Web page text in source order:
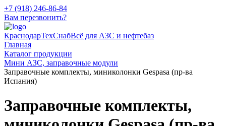
+7 (918) 246-86-84
Вам перезвонить?
КраснодарТехСнабВсё для АЗС и нефтебаз
Главная
Каталог продукции
Мини АЗС, заправочные модули
Заправочные комплекты, миниколонки Gespasa (пр-ва
Испания)
Заправочные комплекты,